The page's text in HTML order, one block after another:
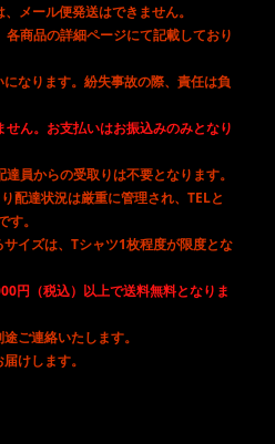
メール便発送はできません。
各商品の詳細ページにて記載しており
なります。紛失事故の際、責任は負
ん。お支払いはお振込みのみとなり
員からの受取りは不要となります。
配達状況は厳重に管理され、TELと
。
イズは、Tシャツ1枚程度が限度とな
円（税込）以上で送料無料となりま
ご連絡いたします。
けします。